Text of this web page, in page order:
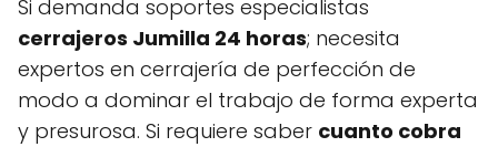
Si demanda soportes especialistas
cerrajeros Jumilla 24 horas; necesita
expertos en cerrajería de perfección de
modo a dominar el trabajo de forma experta
y presurosa. Si requiere saber cuanto cobra